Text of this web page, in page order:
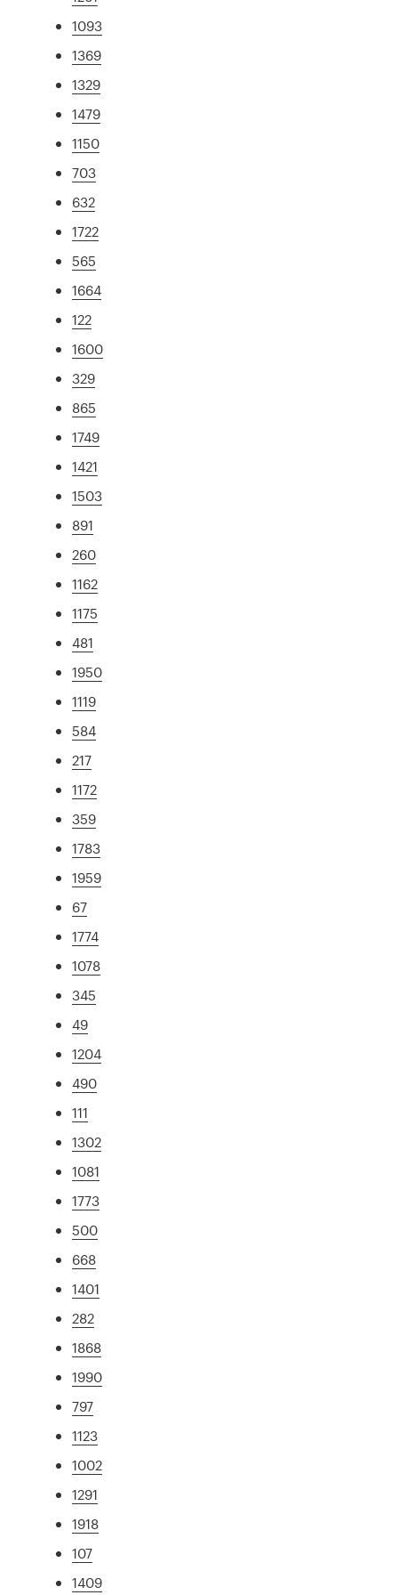
1093
1369
1329
1479
1150
703
632
1722
565
1664
122
1600
329
865
1749
1421
1503
891
260
1162
1175
481
1950
1119
584
217
1172
359
1783
1959
67
1774
1078
345
49
1204
490
111
1302
1081
1773
500
668
1401
282
1868
1990
797
1123
1002
1291
1918
107
1409